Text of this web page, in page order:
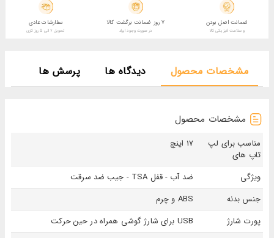
ضمانت اصل بودن
و سلامت فیزیکی کالا
7 روز ضمانت برگشت کالا
در صورت وجود ایراد
سفارشات عادی
تحویل 2 الی 5 روز کاری
مشخصات محصول دیدگاه ها پرسش ها
مشخصات محصول
مناسب برای لپ
تاپ های
17 اینچ
ويژگی
ضد آب - قفل TSA - جیب ضد سرقت
جنس بدنه
ABS و چرم
پورت شارژ
USB برای شارژ گوشی همراه در حین حرکت